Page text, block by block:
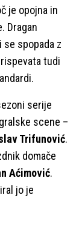
je opojna in
Dragan
spopada z
tudi
serije
scene –
Trifunović.
domače
Aćimović.
jo je